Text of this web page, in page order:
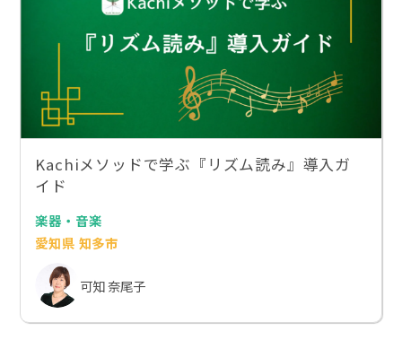
Kachiメソッドで学ぶ『リズム読み』導入ガ
イド
楽器・音楽
愛知県 知多市
可知 奈尾子